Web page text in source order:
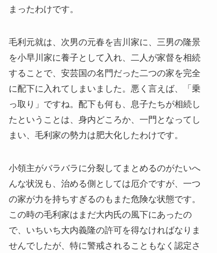
まったわけです。
毛利元就は、次男の元春を吉川家に、三男の隆景
を小早川家に養子として入れ、二人が家督を相続
することで、安芸国の名門だった二つの家を完全
に配下に入れてしまいました。悪く言えば、「乗
っ取り」ですね。配下も何も、息子たちが相続し
たということは、身内どころか、一門となってし
まい、毛利家の勢力は肥大化したわけです。
小領主がバラバラに分裂してまとめるのがたいへ
んな状況も、治める側としては厄介ですが、一つ
の家が力を持ちすぎるのもまた危険な状態です。
この時の毛利家はまだ大内氏の風下にあったの
で、いちいち大内義隆の許可を得なければなりま
せんでしたが、特に警戒されることもなく認定さ